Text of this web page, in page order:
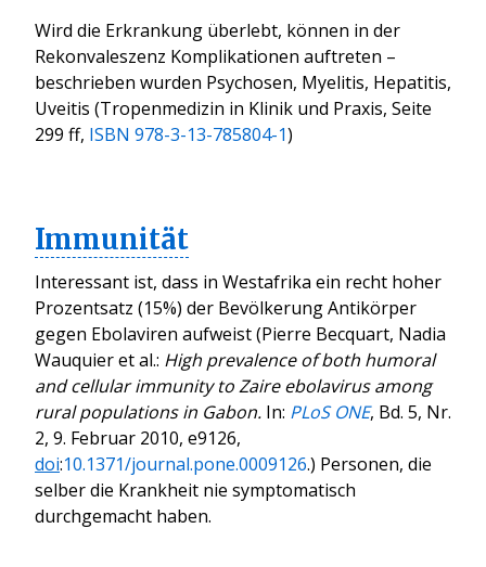
Wird die Erkrankung überlebt, können in der
Rekonvaleszenz Komplikationen auftreten –
beschrieben wurden Psychosen, Myelitis, Hepatitis,
Uveitis (Tropenmedizin in Klinik und Praxis, Seite
299 ff, ISBN 978-3-13-785804-1)
Immunität
Interessant ist, dass in Westafrika ein recht hoher
Prozentsatz (15%) der Bevölkerung Antikörper
gegen Ebolaviren aufweist (Pierre Becquart, Nadia
Wauquier et al.: High prevalence of both humoral
and cellular immunity to Zaire ebolavirus among
rural populations in Gabon. In: PLoS ONE, Bd. 5, Nr.
2, 9. Februar 2010, e9126,
doi:10.1371/journal.pone.0009126.) Personen, die
selber die Krankheit nie symptomatisch
durchgemacht haben.